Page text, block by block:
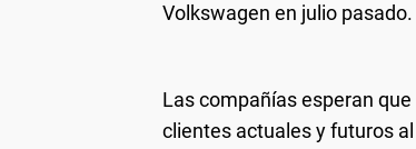
Volkswagen en julio pasado.
Las compañías esperan
clientes actuales y futuros